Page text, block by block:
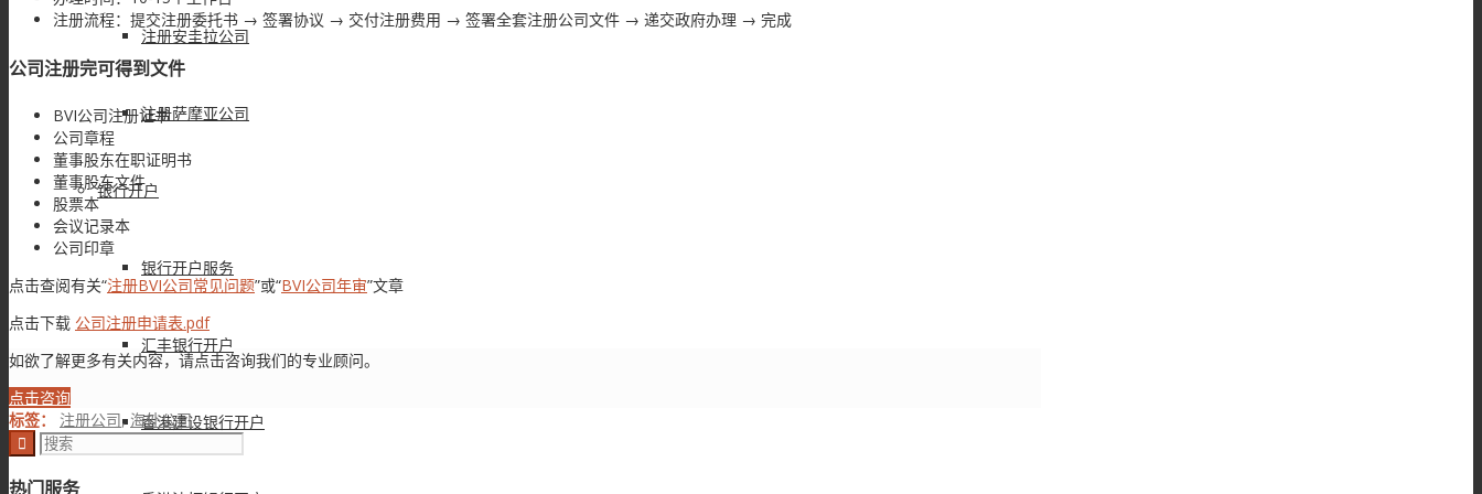
注册安圭拉公司
注册萨摩亚公司
银行开户
银行开户服务
汇丰银行开户
香港建设银行开户
注册流程：提交注册委托书 → 签署协议 → 交付注册费用 → 签署全套注册公司文件 → 递交政府办理 → 完成
公司注册完可得到文件
BVI公司注册证书
公司章程
董事股东在职证明书
董事股东文件
股票本
会议记录本
公司印章
点击查阅有关“注册BVI公司常见问题”或“BVI公司年审”文章
点击下载 公司注册申请表.pdf
如欲了解更多有关内容，请点击咨询我们的专业顾问。
点击咨询
标签：
注册公司,海外公司
热门服务